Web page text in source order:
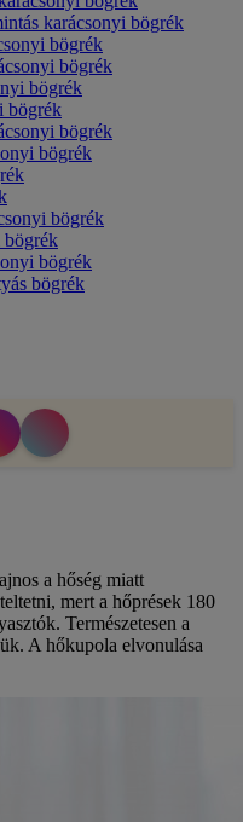
karácsonyi bögrék
bögrék
bögrék
bögrék
bögrék
bögrék
bögrék
bögrék
bögrék
bögrék
bögrék
a hőség miatt
mert a hőprések 180
Természetesen a
A hőkupola elvonulása